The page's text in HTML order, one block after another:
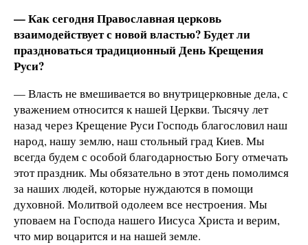
— Как сегодня Православная церковь
взаимодействует с новой властью? Будет ли
праздноваться традиционный День Крещения
Руси?
— Власть не вмешивается во внутрицерковные дела, с
уважением относится к нашей Церкви. Тысячу лет
назад через Крещение Руси Господь благословил наш
народ, нашу землю, наш стольный град Киев. Мы
всегда будем с особой благодарностью Богу отмечать
этот праздник. Мы обязательно в этот день помолимся
за наших людей, которые нуждаются в помощи
духовной. Молитвой одолеем все нестроения. Мы
уповаем на Господа нашего Иисуса Христа и верим,
что мир воцарится и на нашей земле.